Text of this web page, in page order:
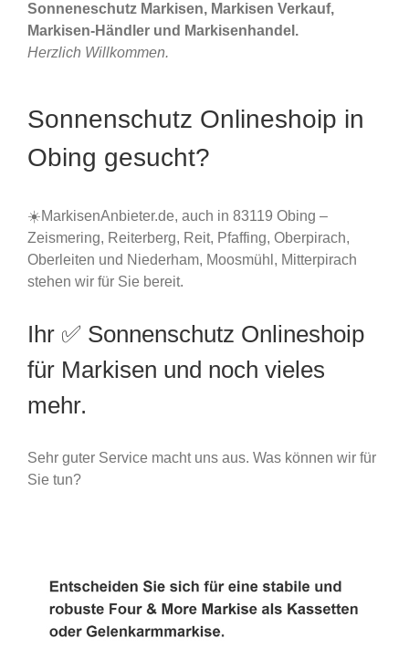
Sonneneschutz Markisen, Markisen Verkauf,
Markisen-Händler und Markisenhandel.
Herzlich Willkommen.
Sonnenschutz Onlineshoip in
Obing gesucht?
☀️MarkisenAnbieter.de, auch in 83119 Obing –
Zeismering, Reiterberg, Reit, Pfaffing, Oberpirach,
Oberleiten und Niederham, Moosmühl, Mitterpirach
stehen wir für Sie bereit.
Ihr ✅ Sonnenschutz Onlineshoip
für Markisen und noch vieles
mehr.
Sehr guter Service macht uns aus. Was können wir für
Sie tun?